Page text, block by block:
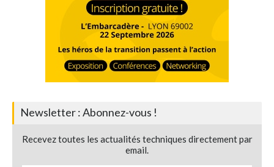
Newsletter : Abonnez-vous !
Recevez toutes les actualités techniques directement par
email.